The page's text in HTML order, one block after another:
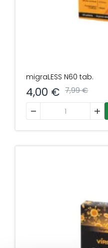
migraLESS N60 tab.
7,99€
4,00 €
produkto kiekis: